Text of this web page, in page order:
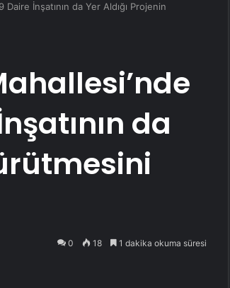
İnşatının da Yer Aldığı Projenin
da
0 18 1 dakika okuma süresi